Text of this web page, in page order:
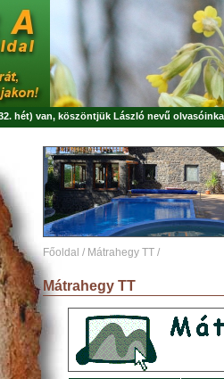
hét) van, köszöntjük László nevű
Főoldal / Mátrahegy TT /
Mátrahegy TT